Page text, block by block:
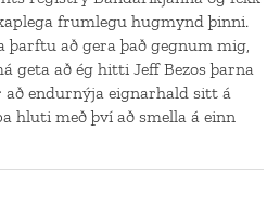
frumlegu hugmynd þinni.
að gera það gegnum mig,
geta að ég hitti Jeff Bezos þarna
endurnýja eignarhald sitt á
hluti með því að smella á einn